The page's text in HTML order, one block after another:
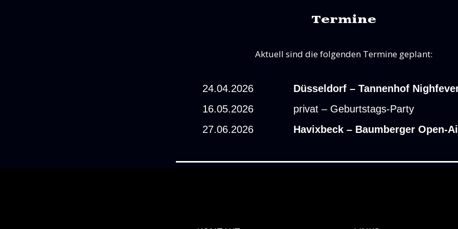
Termine
Aktuell sind die folgenden Termine geplant:
24.04.2026
Düsseldorf – Tannenhof
16.05.2026
privat – Geburtstags-Party
27.06.2026
Havixbeck – Baumberger Open-